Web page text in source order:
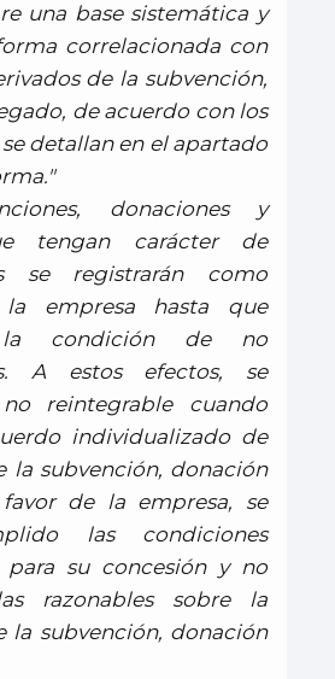
una base sistemática y
correlacionada con
de la subvención,
de acuerdo con los
detallan en el apartado
donaciones y
tengan carácter de
se registrarán como
empresa hasta que
la condición de no
A estos efectos, se
no reintegrable cuando
individualizado de
la subvención, donación
de la empresa, se
las condiciones
para su concesión y no
razonables sobre la
la subvención, donación